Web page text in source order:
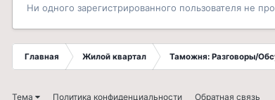
Ни одного зарегистрированного пользователя не
Главная Жилой квартал Таможня: Разговоры/
Тема Политика конфиденциальности Обратная связь